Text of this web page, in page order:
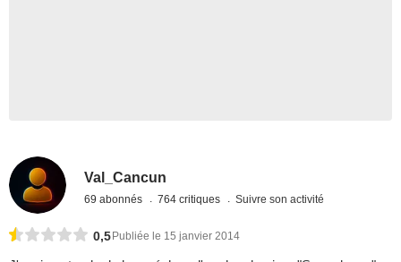
Val_Cancun
69 abonnés 764 critiques Suivre son activité
0,5 Publiée le 15 janvier 2014